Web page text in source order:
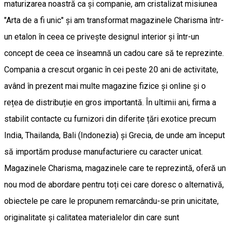
maturizarea noastră ca și companie, am cristalizat misiunea
"Arta de a fi unic" și am transformat magazinele Charisma într-
un etalon în ceea ce privește designul interior și într-un
concept de ceea ce înseamnă un cadou care să te reprezinte.
Compania a crescut organic în cei peste 20 ani de activitate,
având în prezent mai multe magazine fizice și online și o
rețea de distribuție en gros importantă. În ultimii ani, firma a
stabilit contacte cu furnizori din diferite țări exotice precum
India, Thailanda, Bali (Indonezia) și Grecia, de unde am început
să importăm produse manufacturiere cu caracter unicat.
Magazinele Charisma, magazinele care te reprezintă, oferă un
nou mod de abordare pentru toți cei care doresc o alternativă,
obiectele pe care le propunem remarcându-se prin unicitate,
originalitate și calitatea materialelor din care sunt